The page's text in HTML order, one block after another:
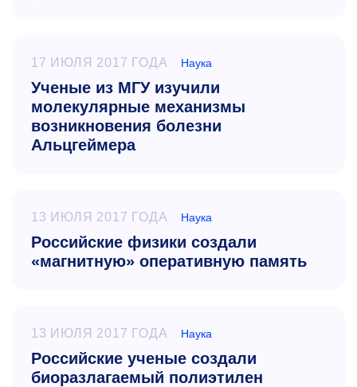
17 ИЮЛЯ 2017 ГОДА Наука
Ученые из МГУ изучили
молекулярные механизмы
возникновения болезни
Альцгеймера
13 ИЮЛЯ 2017 ГОДА Наука
Российские физики создали
«магнитную» оперативную память
13 ИЮЛЯ 2017 ГОДА Наука
Российские ученые создали
биоразлагаемый полиэтилен